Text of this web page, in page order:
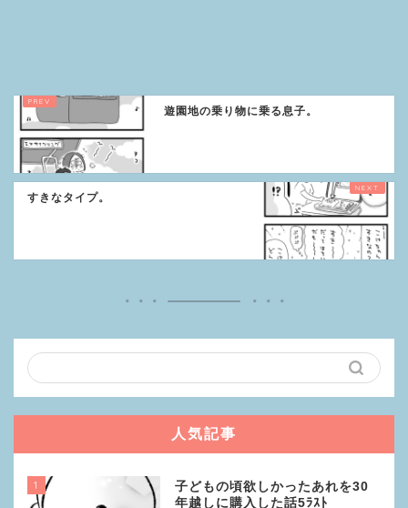
遊園地の乗り物に乗る息子。
すきなタイプ。
人気記事
1
子どもの頃欲しかったあれを30
年越しに購入した話5ﾗｽﾄ